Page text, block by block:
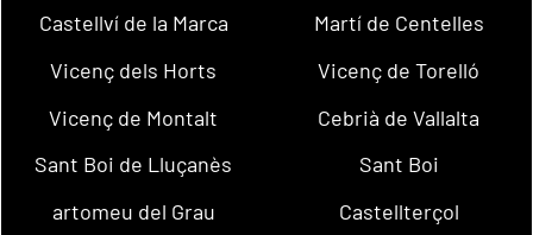
Castellví de la Marca
Martí de Centelles
Vicenç dels Horts
Vicenç de Torelló
Vicenç de Montalt
Cebrià de Vallalta
Sant Boi de Lluçanès
Sant Boi
artomeu del Grau
Castellterçol